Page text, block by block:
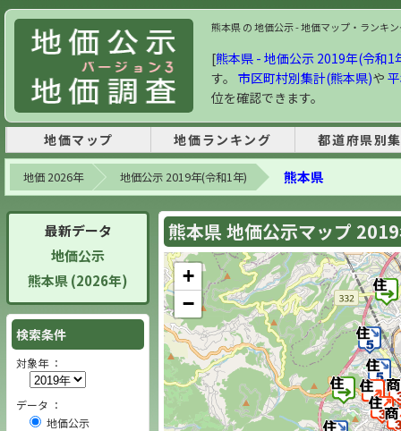
熊本県 の 地価公示 - 地価マップ・ランキ
[熊本県 - 地価公示 2019年(令和1
す。 市区町村別集計(熊本県)や
位を確認できます。
地価マップ 地価ランキング 都道府県別
地価 2026年 地価公示 2019年(令和1年) 熊本県
熊本県 地価公示マップ
+
−
最新データ
地価公示
熊本県 (2026年)
検索条件
対象年 ：
データ ：
地価公示